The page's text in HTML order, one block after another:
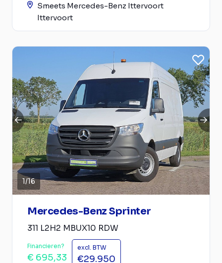
Smeets Mercedes-Benz Ittervoort
Ittervoort
1/16
Mercedes-Benz Sprinter
311 L2H2 MBUX10 RDW
Financieren?
€ 695,33
excl. BTW
€29.950